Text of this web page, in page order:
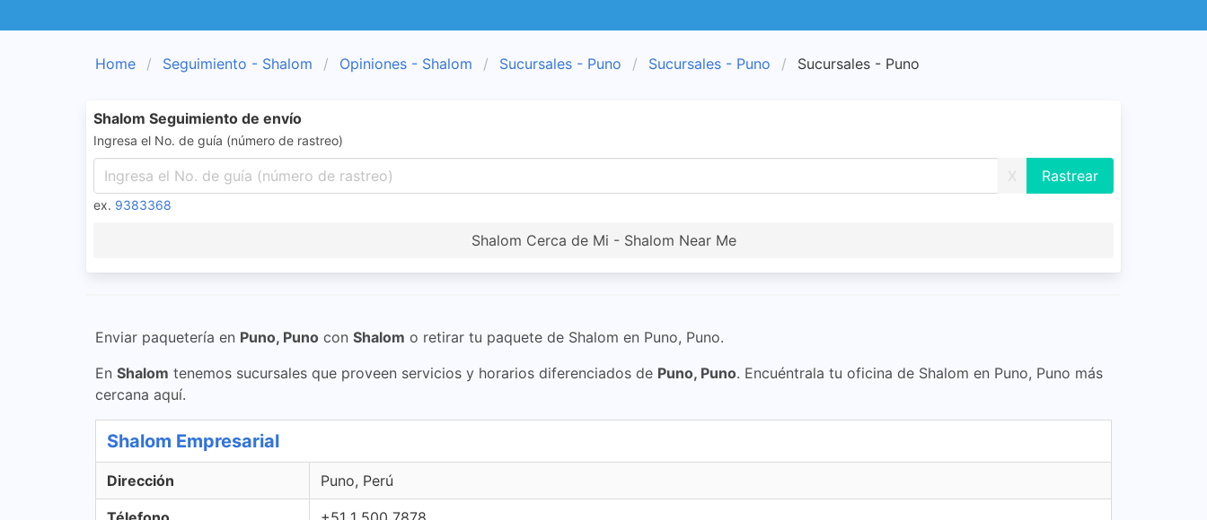
Home Seguimiento - Shalom Opiniones - Shalom Sucursales - Puno Sucursales - Puno Sucursales - Puno
Shalom Seguimiento de envío
Ingresa el No. de guía (número de rastreo)
X
ex. 9383368
Shalom Cerca de Mi - Shalom Near Me
Enviar paquetería en Puno, Puno con Shalom o retirar tu paquete de Shalom en Puno, Puno.
En Shalom tenemos sucursales que proveen servicios y horarios diferenciados de Puno, Puno. Encuéntrala tu oficina de Shalom en Puno, Puno más
cercana aquí.
Shalom Empresarial
Dirección Puno, Perú